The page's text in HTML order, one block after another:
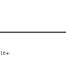
16+